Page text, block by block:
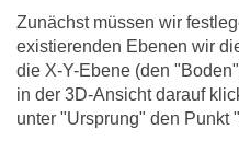
Zunächst müssen wir
existierenden Ebenen wir
die X-Y-Ebene (den
in der 3D-Ansicht darauf
unter "Ursprung" den Punkt